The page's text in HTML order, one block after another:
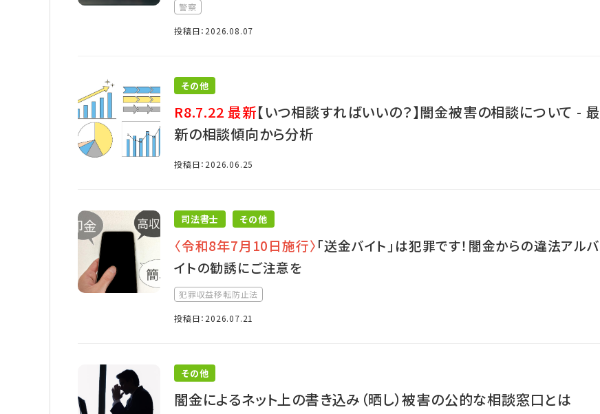
警察
投稿日：2026.08.07
その他
R8.7.22 最新【いつ相談すればいいの？】闇金被害の相談について - 最
新の相談傾向から分析
投稿日：2026.06.25
司法書士 その他
〈令和8年7月10日施行〉「送金バイト」は犯罪です！闇金からの違法アルバ
イトの勧誘にご注意を
犯罪収益移転防止法
投稿日：2026.07.21
その他
闇金によるネット上の書き込み（晒し）被害の公的な相談窓口とは